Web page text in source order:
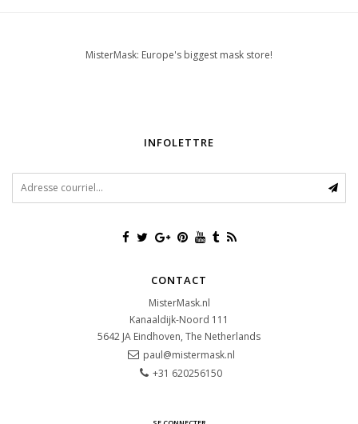
MisterMask: Europe's biggest mask store!
INFOLETTRE
CONTACT
MisterMask.nl
Kanaaldijk-Noord 111
5642 JA Eindhoven, The Netherlands
paul@mistermask.nl
+31 620256150